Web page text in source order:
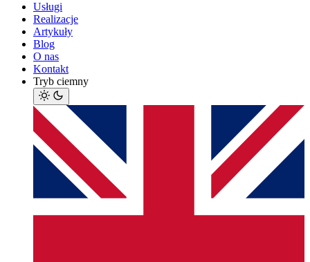
Usługi
Realizacje
Artykuły
Blog
O nas
Kontakt
Tryb ciemny